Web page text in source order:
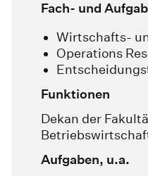
Fach- und
Wirtschafts-
Operations
Funktionen
Dekan der
Aufgaben, u.a.